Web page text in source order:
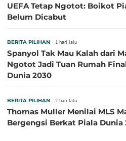
UEFA Tetap Ngotot: Boikot
Belum Dicabut
BERITA PILIHAN 1 hari lalu
Spanyol Tak Mau Kalah dari
Ngotot Jadi Tuan Rumah
Dunia 2030
BERITA PILIHAN 2 hari lalu
Thomas Muller Menilai MLS
Bergengsi Berkat Piala Dunia